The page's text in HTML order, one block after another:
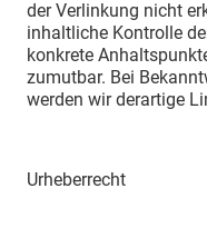
der Verlinkung nicht
inhaltliche Kontrolle
konkrete
zumutbar. Bei
werden wir derartige
Urheberrecht